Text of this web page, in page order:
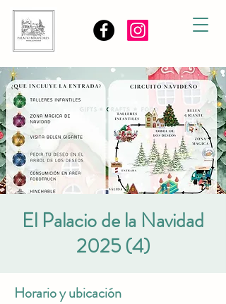
El Palacio de la Navidad
2025 (4)
Horario y ubicación